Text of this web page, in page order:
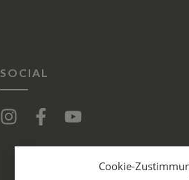
Cookie-
SOCIAL